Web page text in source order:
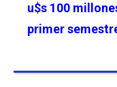
u$s 100
primer